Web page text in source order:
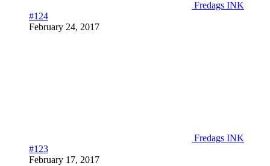
Fredags INK
#124
February 24, 2017
Fredags INK
#123
February 17, 2017